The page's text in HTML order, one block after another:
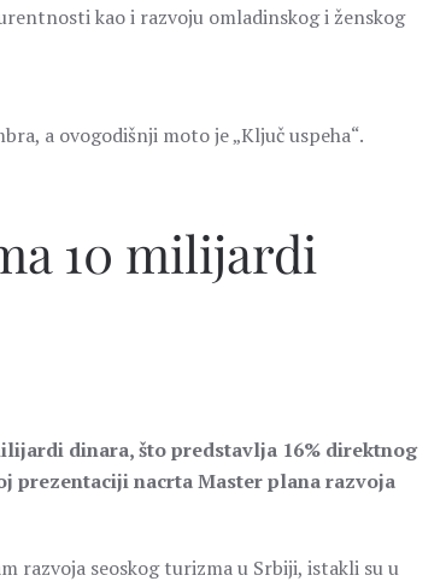
kao i razvoju omladinskog i ženskog
a ovogodišnji moto je „Ključ uspeha“.
10 milijardi
dinara, što predstavlja 16% direktnog
prezentaciji nacrta Master plana razvoja
razvoja seoskog turizma u Srbiji, istakli su u